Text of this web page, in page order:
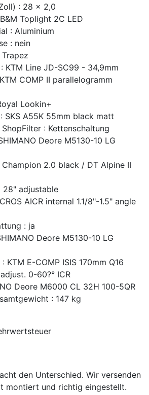
: 28 x 2,0
Toplight 2C LED
: Aluminium
: nein
KTM Line JD-SC99 - 34,9mm
COMP II parallelogramm
Lookin+
SKS A55K 55mm black matt
: Kettenschaltung
Deore M5130-10 LG
Champion 2.0 black / DT Alpine II
28" adjustable
AICR internal 1.1/8"-1.5" angle
: ja
Deore M5130-10 LG
KTM E-COMP ISIS 170mm Q16
0-60?° ICR
Deore M6000 CL 32H 100-5QR
: 147 kg
den Unterschied. Wir versenden
montiert und richtig eingestellt.